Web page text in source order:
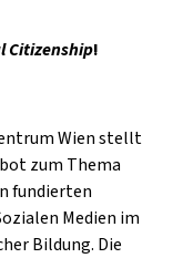
Citizenship!
Wien stellt
zum Thema
fundierten
Medien im
Bildung. Die